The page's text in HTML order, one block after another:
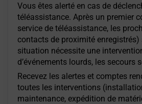
Vous êtes alerté en cas de
téléassistance. Après un premier
service de téléassistance, les
contacts de proximité
situation nécessite une
d’événements lourds, les secours
Recevez les alertes et comptes
toutes les interventions
maintenance, expédition de